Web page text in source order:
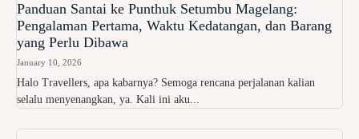
Panduan Santai ke Punthuk Setumbu Magelang:
Pengalaman Pertama, Waktu Kedatangan, dan Barang
yang Perlu Dibawa
January 10, 2026
Halo Travellers, apa kabarnya? Semoga rencana perjalanan kalian
selalu menyenangkan, ya. Kali ini aku...